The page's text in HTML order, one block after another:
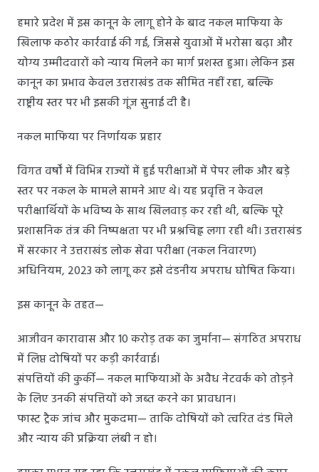
हमारे प्रदेश में इस कानून के लागू होने के बाद नकल माफिया के
खिलाफ कठोर कार्रवाई की गई, जिससे युवाओं में भरोसा बढ़ा और
योग्य उम्मीदवारों को न्याय मिलने का मार्ग प्रशस्त हुआ। लेकिन इस
कानून का प्रभाव केवल उत्तराखंड तक सीमित नहीं रहा, बल्कि
राष्ट्रीय स्तर पर भी इसकी गूंज सुनाई दी है।
नकल माफिया पर निर्णायक प्रहार
विगत वर्षों में विभिन्न राज्यों में हुई परीक्षाओं में पेपर लीक और बड़े
स्तर पर नकल के मामले सामने आए थे। यह प्रवृत्ति न केवल
परीक्षार्थियों के भविष्य के साथ खिलवाड़ कर रही थी, बल्कि पूरे
प्रशासनिक तंत्र की निष्पक्षता पर भी प्रश्नचिह्न लगा रही थी। उत्तराखंड
में सरकार ने उत्तराखंड लोक सेवा परीक्षा (नकल निवारण)
अधिनियम, 2023 को लागू कर इसे दंडनीय अपराध घोषित किया।
इस कानून के तहत—
आजीवन कारावास और 10 करोड़ तक का जुर्माना— संगठित अपराध
में लिप्त दोषियों पर कड़ी कार्रवाई।
संपत्तियों की कुर्की— नकल माफियाओं के अवैध नेटवर्क को तोड़ने
के लिए उनकी संपत्तियों को जब्त करने का प्रावधान।
फास्ट ट्रैक जांच और मुकदमा— ताकि दोषियों को त्वरित दंड मिले
और न्याय की प्रक्रिया लंबी न हो।